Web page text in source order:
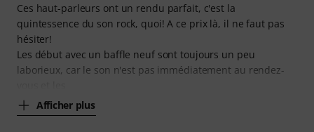
Ces haut-parleurs ont un rendu parfait, c'est la
quintessence du son rock, quoi! A ce prix là, il ne faut pas
hésiter!
Les début avec un baffle neuf sont toujours un peu
laborieux, car le son n'est pas immédiatement au rendez-
Afficher plus